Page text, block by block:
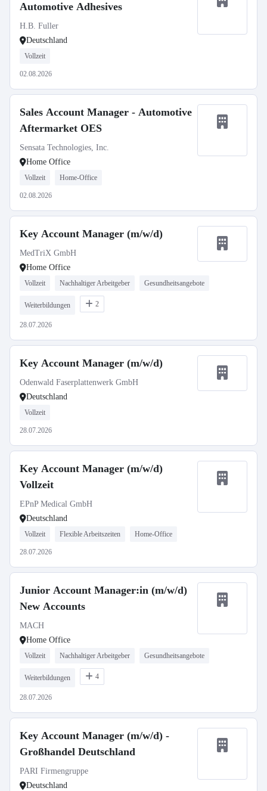
Automotive Adhesives
H.B. Fuller
Deutschland
Vollzeit
02.08.2026
Sales Account Manager - Automotive
Aftermarket OES
Sensata Technologies, Inc.
Home Office
Vollzeit Home-Office
02.08.2026
Key Account Manager (m/w/d)
MedTriX GmbH
Home Office
Vollzeit Nachhaltiger Arbeitgeber Gesundheitsangebote
Weiterbildungen 2
28.07.2026
Key Account Manager (m/w/d)
Odenwald Faserplattenwerk GmbH
Deutschland
Vollzeit
28.07.2026
Key Account Manager (m/w/d)
Vollzeit
EPnP Medical GmbH
Deutschland
Vollzeit Flexible Arbeitszeiten Home-Office
28.07.2026
Junior Account Manager:in (m/w/d)
New Accounts
MACH
Home Office
Vollzeit Nachhaltiger Arbeitgeber Gesundheitsangebote
Weiterbildungen 4
28.07.2026
Key Account Manager (m/w/d) -
Großhandel Deutschland
PARI Firmengruppe
Deutschland